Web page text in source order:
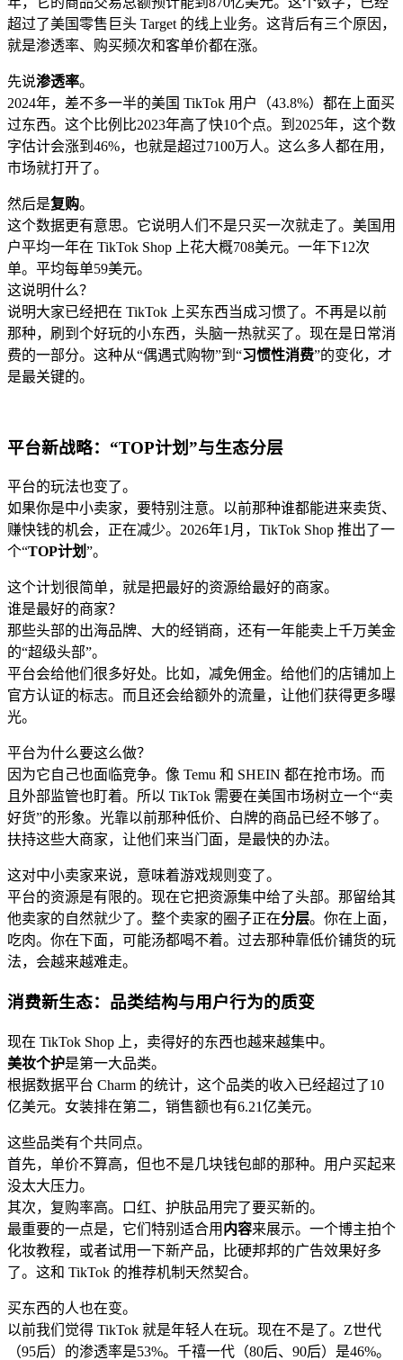
超过了美国零售巨头 Target 的线上业务。这背后有三个原因，
就是渗透率、购买频次和客单价都在涨。
先说渗透率。
2024年，差不多一半的美国 TikTok 用户（43.8%）都在上面买
过东西。这个比例比2023年高了快10个点。到2025年，这个数
字估计会涨到46%，也就是超过7100万人。这么多人都在用，
市场就打开了。
然后是复购。
这个数据更有意思。它说明人们不是只买一次就走了。美国用
户平均一年在 TikTok Shop 上花大概708美元。一年下12次
单。平均每单59美元。
这说明什么？
说明大家已经把在 TikTok 上买东西当成习惯了。不再是以前
那种，刷到个好玩的小东西，头脑一热就买了。现在是日常消
费的一部分。这种从“偶遇式购物”到“习惯性消费”的变化，才
是最关键的。
平台新战略：“TOP计划”与生态分层
平台的玩法也变了。
如果你是中小卖家，要特别注意。以前那种谁都能进来卖货、
赚快钱的机会，正在减少。2026年1月，TikTok Shop 推出了一
个“TOP计划”。
这个计划很简单，就是把最好的资源给最好的商家。
谁是最好的商家？
那些头部的出海品牌、大的经销商，还有一年能卖上千万美金
的“超级头部”。
平台会给他们很多好处。比如，减免佣金。给他们的店铺加上
官方认证的标志。而且还会给额外的流量，让他们获得更多曝
光。
平台为什么要这么做？
因为它自己也面临竞争。像 Temu 和 SHEIN 都在抢市场。而
且外部监管也盯着。所以 TikTok 需要在美国市场树立一个“卖
好货”的形象。光靠以前那种低价、白牌的商品已经不够了。
扶持这些大商家，让他们来当门面，是最快的办法。
这对中小卖家来说，意味着游戏规则变了。
平台的资源是有限的。现在它把资源集中给了头部。那留给其
他卖家的自然就少了。整个卖家的圈子正在分层。你在上面，
吃肉。你在下面，可能汤都喝不着。过去那种靠低价铺货的玩
法，会越来越难走。
消费新生态：品类结构与用户行为的质变
现在 TikTok Shop 上，卖得好的东西也越来越集中。
美妆个护是第一大品类。
根据数据平台 Charm 的统计，这个品类的收入已经超过了10
亿美元。女装排在第二，销售额也有6.21亿美元。
这些品类有个共同点。
首先，单价不算高，但也不是几块钱包邮的那种。用户买起来
没太大压力。
其次，复购率高。口红、护肤品用完了要买新的。
最重要的一点是，它们特别适合用 内容来展示。一个博主拍个
化妆教程，或者试用一下新产品，比硬邦邦的广告效果好多
了。这和 TikTok 的推荐机制天然契合。
买东西的人也在变。
以前我们觉得 TikTok 就是年轻人在玩。现在不是了。Z世代
（95后）的渗透率是53%。千禧一代（80后、90后）是46%。